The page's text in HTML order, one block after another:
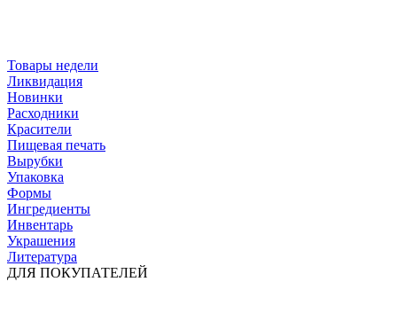
Товары недели
Ликвидация
Новинки
Расходники
Красители
Пищевая печать
Вырубки
Упаковка
Формы
Ингредиенты
Инвентарь
Украшения
Литература
ДЛЯ ПОКУПАТЕЛЕЙ